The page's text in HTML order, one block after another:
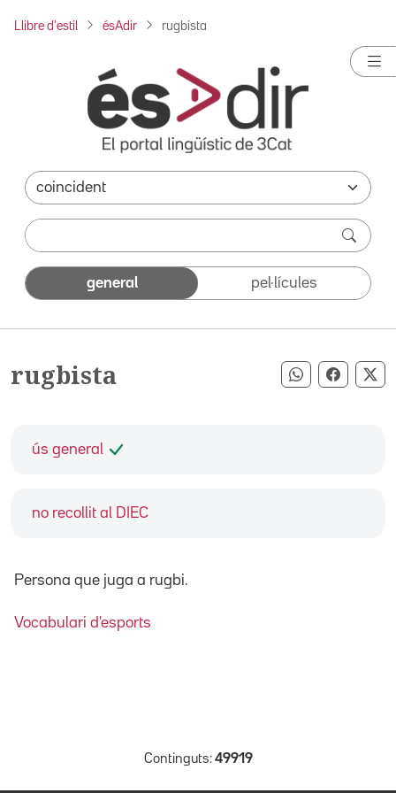
Llibre d'estil ésAdir rugbista
general pel·lícules
rugbista Compartir
ús general
no recollit al DIEC
Persona que juga a rugbi.
Vocabulari d'esports
Continguts: 49919